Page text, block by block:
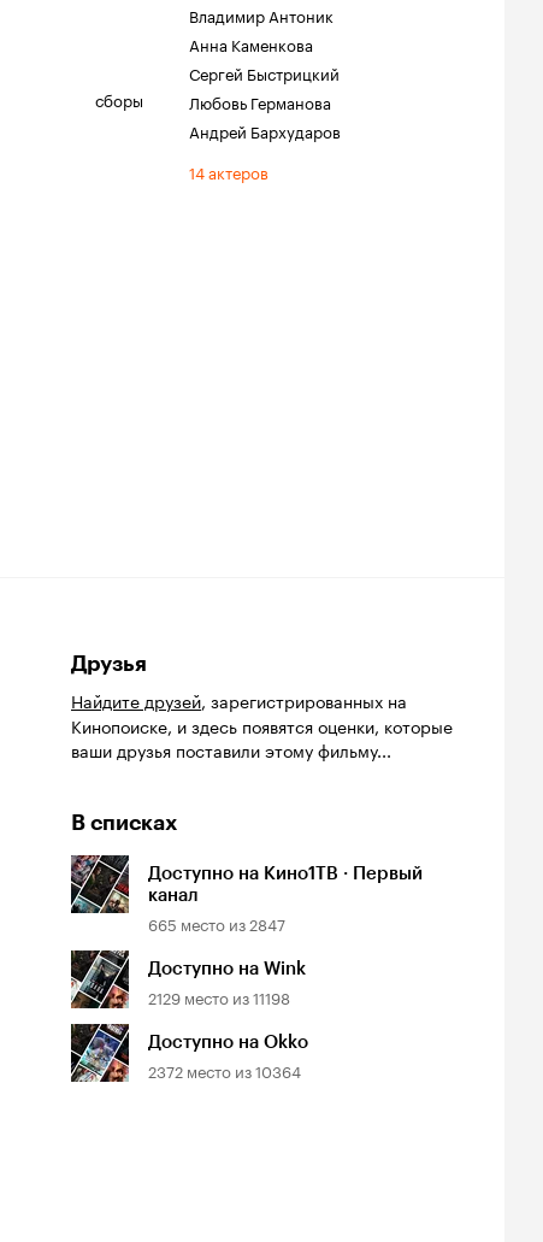
сборы
Владимир Антоник
Анна Каменкова
Сергей Быстрицкий
Любовь Германова
Андрей Бархударов
14 актеров
Друзья
Найдите друзей, зарегистрированных на
Кинопоиске, и здесь появятся оценки, которые
ваши друзья поставили этому фильму...
В списках
Доступно на Кино1ТВ · Первый
канал
665 место из2847
Доступно на Wink
2129 место из11198
Доступно на Okko
2372 место из10364